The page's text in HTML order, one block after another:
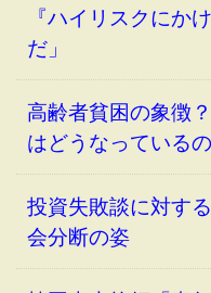
『ハイリスクにか
だ」
高齢者貧困の象徴
はどうなっている
投資失敗談に対す
会分断の姿